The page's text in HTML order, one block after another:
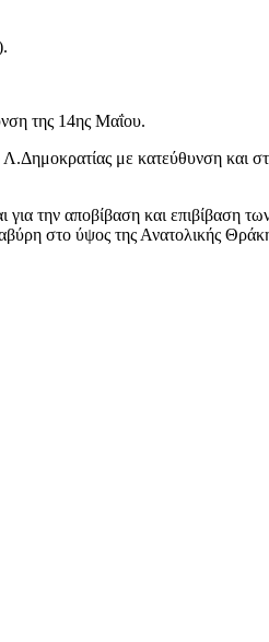
της 14ης Μαΐου.
Λ.Δημοκρατίας με κατεύθυνση και
την αποβίβαση και επιβίβαση
στο ύψος της Ανατολικής